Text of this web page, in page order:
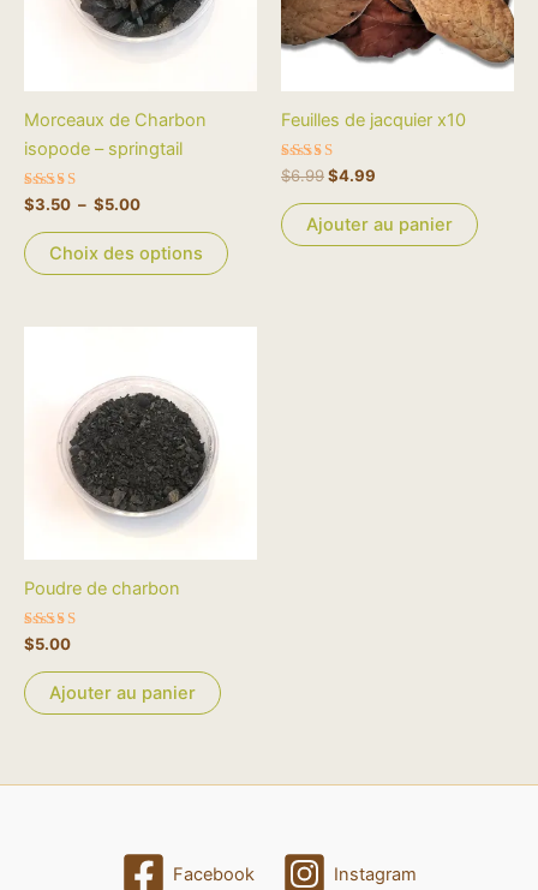
Morceaux de Charbon
isopode – springtail
Note
5.00
sur 5
$3.50 – $5.00
Choix des options
options
choisies
du
Feuilles de jacquier x10
Note
5.00
sur 5
$6.99$4.99
Ajouter au panier
Poudre de charbon
Note
5.00
sur 5
$5.00
Ajouter au panier
Facebook Instagram